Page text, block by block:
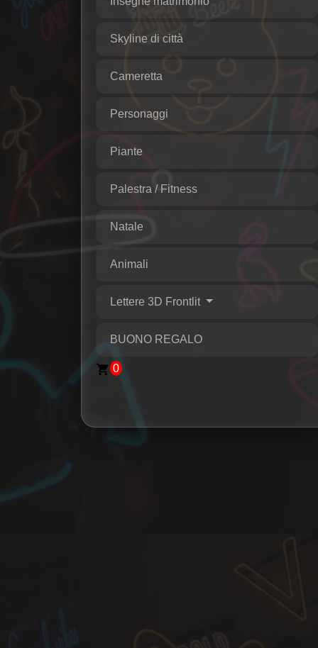
Skyline di città
Cameretta
Personaggi
Piante
Palestra / Fitness
Natale
Animali
Lettere 3D Frontlit
BUONO REGALO
0